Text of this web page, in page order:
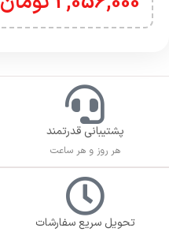
پشتیبانی قدرتمند
هر روز و هر ساعت
تحویل سریع سفارشات